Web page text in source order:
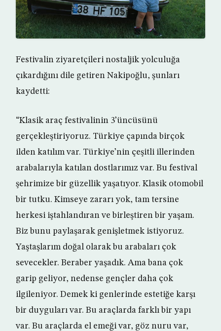
Festivalin ziyaretçileri nostaljik yolculuğa
çıkardığını dile getiren Nakipoğlu, şunları
kaydetti:
“Klasik araç festivalinin 3’üncüsünü
gerçekleştiriyoruz. Türkiye çapında birçok
ilden katılım var. Türkiye’nin çeşitli illerinden
arabalarıyla katılan dostlarımız var. Bu festival
şehrimize bir güzellik yaşatıyor. Klasik otomobil
bir tutku. Kimseye zararı yok, tam tersine
herkesi iştahlandıran ve birleştiren bir yaşam.
Biz bunu paylaşarak genişletmek istiyoruz.
Yaştaşlarım doğal olarak bu arabaları çok
sevecekler. Beraber yaşadık. Ama bana çok
garip geliyor, nedense gençler daha çok
ilgileniyor. Demek ki genlerinde estetiğe karşı
bir duyguları var. Bu araçlarda farklı bir yapı
var. Bu araçlarda el emeği var, göz nuru var,